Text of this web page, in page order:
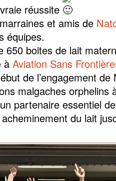
réussite
et amis de
équipes.
650 boites de lait
à Aviation Sans
de l’engagement
malgaches orphelins
partenaire essentiel
du lait